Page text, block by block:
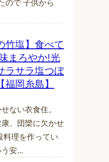
ので 子供から
竹塩】食べて
まろやか!光
ラサラ塩つぼ
福岡糸島】
ない衣食住。
、団欒に欠かせ
料理を作ってい
安...